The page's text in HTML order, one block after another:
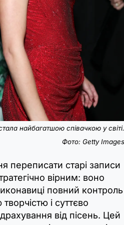
найбагатшою співачкою у світі.
Фото: Getty Images
переписати старі записи
вірним: воно
повний контроль
і суттєво
від пісень. Цей